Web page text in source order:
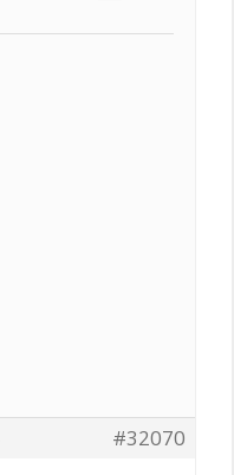
#32070